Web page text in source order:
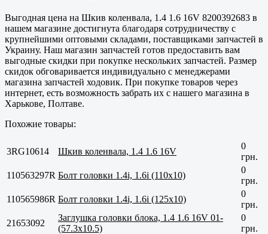
Выгодная цена на Шкив коленвала, 1.4 1.6 16V 8200392683 в
нашем магазине достигнута благодаря сотрудничеству с
крупнейшими оптовыми складами, поставщиками запчастей в
Украину. Наш магазин запчастей готов предоставить вам
выгодные скидки при покупке нескольких запчастей. Размер
скидок обговаривается индивидуально с менеджерами
магазина запчастей ходовик. При покупке товаров через
интернет, есть возможность забрать их с нашего магазина в
Харькове, Полтаве.
Похожие товары:
3RG10614 Шкив коленвала, 1.4 1.6 16V
0
грн.
110563297R Болт головки 1.4i, 1.6i (110x10)
0
грн.
110565986R Болт головки 1.4i, 1.6i (125x10)
0
грн.
21653092
Заглушка головки блока, 1.4 1.6 16V 01-
(57.3x10.5)
0
грн.